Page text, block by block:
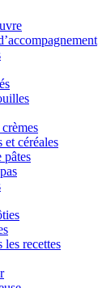
et céréales
pâtes
les recettes